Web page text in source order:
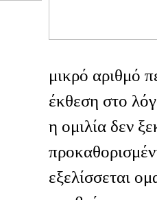
μικρό αριθμό
έκθεση στο
η ομιλία δεν
εξελίσσεται